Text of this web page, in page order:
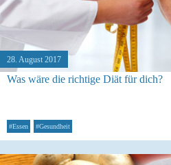
28. August 2017
Was wäre die richtige Diät für dich?
#Essen #Gesundheit